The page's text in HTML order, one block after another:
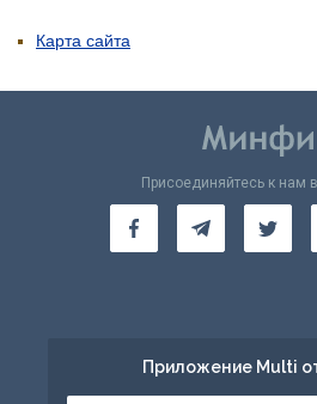
Карта сайта
Присоединяйтесь к нам
Приложение Multi